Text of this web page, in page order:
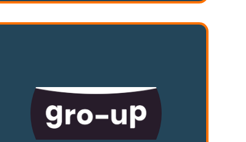
Iedereen kan geraakt worden door de kracht
van Feyenoord. Altijd en overal.